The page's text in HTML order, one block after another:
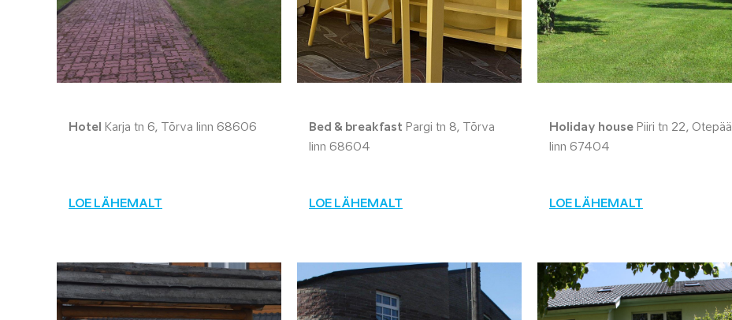
Hotel Karja tn 6, Tõrva linn 68606
LOE LÄHEMALT
Bed & breakfast Pargi tn 8, Tõrva
linn 68604
LOE LÄHEMALT
Holiday house Piiri tn 22, Otepää
linn 67404
LOE LÄHEMALT